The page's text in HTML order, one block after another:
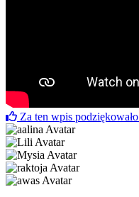
Za ten wpis podziękowało